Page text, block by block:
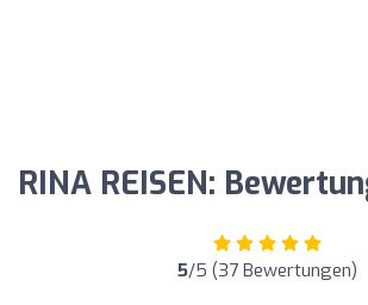
RINA REISEN:
5/5 (37 Bewertungen)